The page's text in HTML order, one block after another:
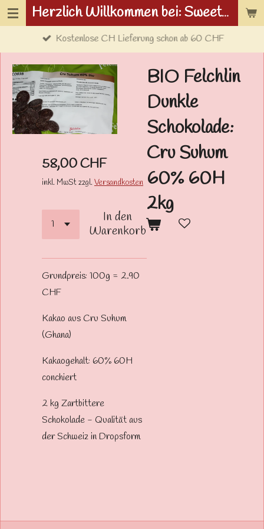
Zum
Herzlich Willkommen bei: Sweetwolf.ch
Kostenlose CH Lieferung schon ab 60 CHF
BIO Felchlin
Dunkle
Schokolade:
Cru Suhum
60% 60H
2kg
58,00 CHF
inkl. MwSt zzgl.Versandkosten
In den
Warenkorb
Grundpreis: 100g = 2.90
CHF
Kakao aus Cru Suhum
(Ghana)
Kakaogehalt: 60% 60H
conchiert
2 kg Zartbittere
Schokolade - Qualität aus
der Schweiz in Dropsform